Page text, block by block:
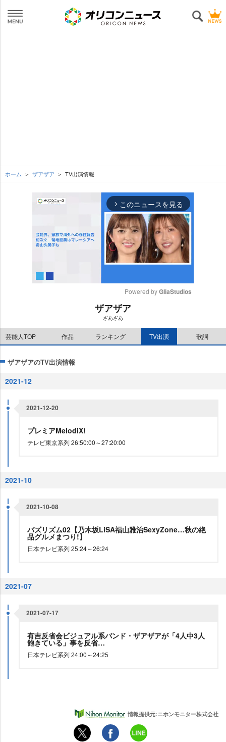
ホーム ザアザア TV出演情報
arrow_forward_ios このニュースを見る
e
Powered by GliaStudios
ザアザア
ざあざあ
芸能人TOP 作品 ランキング TV出演 歌詞
ザアザアのTV出演情報
2021-12
2021-12-20
プレミアMelodiX!
テレビ東京系列 26:50:00～27:20:00
2021-10
2021-10-08
バズリズム02【乃木坂LiSA福山雅治SexyZone…秋の絶
品グルメまつり!】
日本テレビ系列 25:24～26:24
2021-07
2021-07-17
有吉反省会ビジュアル系バンド・ザアザアが「4人中3人
飽きている」事を反省…
日本テレビ系列 24:00～24:25
情報提供元:ニホンモニター株式会社